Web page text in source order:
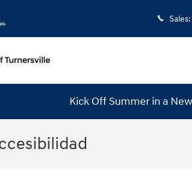
Sales:
Kick Off Summer in a